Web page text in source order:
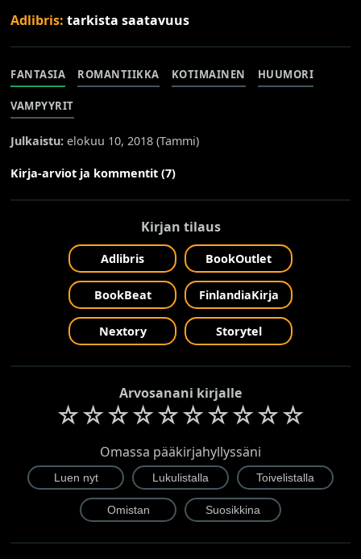
Adlibris:tarkista saatavuus
FANTASIA ROMANTIIKKA KOTIMAINEN HUUMORI
VAMPYYRIT
Julkaistu: elokuu 10, 2018 (Tammi)
Kirja-arviot ja kommentit (7)
Kirjan tilaus
Adlibris BookOutlet
BookBeat FinlandiaKirja
Nextory Storytel
Arvosanani kirjalle
☆☆☆☆☆☆☆☆☆☆
Omassa pääkirjahyllyssäni